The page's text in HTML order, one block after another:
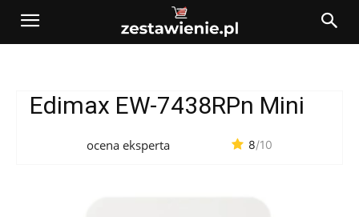
Edimax EW-7438RPn Mini
ocena eksperta 8/10